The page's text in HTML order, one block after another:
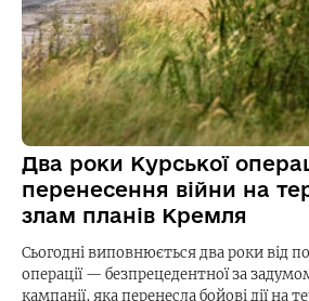
Два роки Курської
перенесення війни на
злам планів Кремля
Сьогодні виповнюється два роки від
операції — безпрецедентної за
кампанії, яка перенесла бойові дії на